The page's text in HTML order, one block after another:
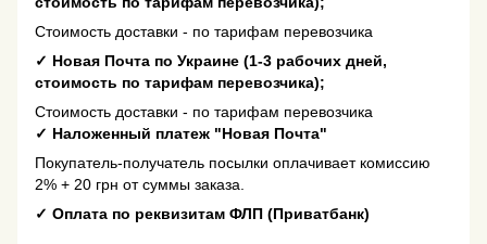
Стоимость доставки - по тарифам перевозчика
✓ Новая Почта по Украине (1-3 рабочих дней,
стоимость по тарифам перевозчика);
Стоимость доставки - по тарифам перевозчика
✓ Наложенный платеж "Новая Почта"
Покупатель-получатель посылки оплачивает комиссию
2% + 20 грн от суммы заказа.
✓ Оплата по реквизитам ФЛП (Приватбанк)